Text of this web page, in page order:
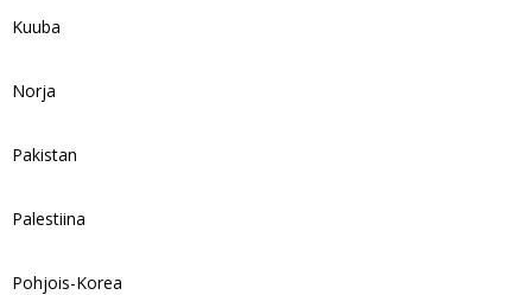
Kuuba
Norja
Pakistan
Palestiina
Pohjois-Korea